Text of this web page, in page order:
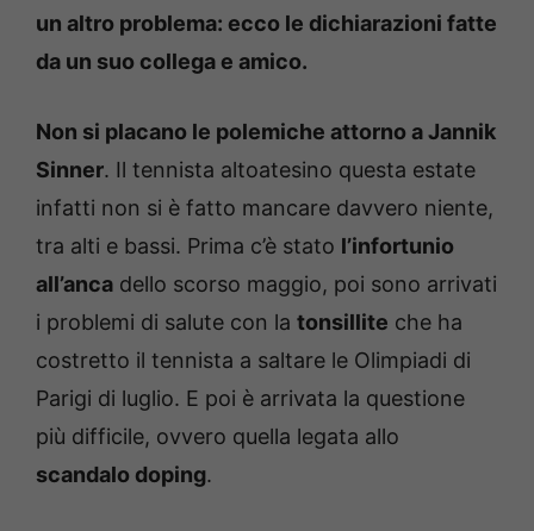
un altro problema: ecco le dichiarazioni fatte
da un suo collega e amico.
Non si placano le polemiche attorno a Jannik
Sinner. Il tennista altoatesino questa estate
infatti non si è fatto mancare davvero niente,
tra alti e bassi. Prima c’è stato l’infortunio
all’anca dello scorso maggio, poi sono arrivati
i problemi di salute con la tonsillite che ha
costretto il tennista a saltare le Olimpiadi di
Parigi di luglio. E poi è arrivata la questione
più difficile, ovvero quella legata allo
scandalo doping.